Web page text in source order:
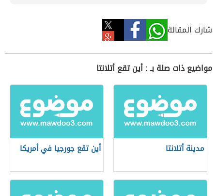
شارك المقالة
مواضيع ذات صلة بـ : أين تقع أتلانتا
مدينة أتلانتا أين تقع جورجيا في أمريكا